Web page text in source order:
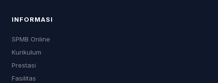
INFORMASI
SPMB Online
Kurikulum
Prestasi
Fasilitas